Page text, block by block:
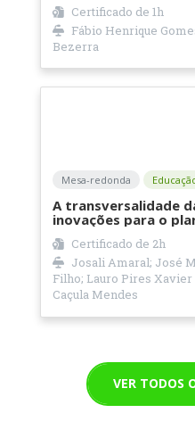
Certificado de 1h
Fábio Henrique
Bezerra
Mesa-redonda
A transversalidade
inovações para o
Certificado de 2h
Josali Amaral; José
Filho; Lauro Pires
Caçula Mendes
VER TODOS